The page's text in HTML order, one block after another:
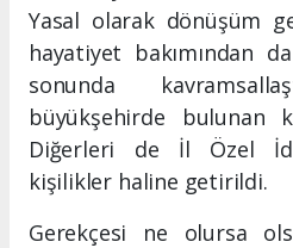
Yasal olarak dönüşüm
hayatiyet bakımından
sonunda
büyükşehirde bulunan
Diğerleri de İl Özel
kişilikler haline getirildi.
Gerekçesi ne olursa